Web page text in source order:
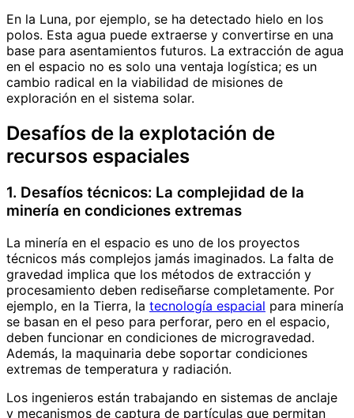
En la Luna, por ejemplo, se ha detectado hielo en los
polos. Esta agua puede extraerse y convertirse en una
base para asentamientos futuros. La extracción de agua
en el espacio no es solo una ventaja logística; es un
cambio radical en la viabilidad de misiones de
exploración en el sistema solar.
Desafíos de la explotación de
recursos espaciales
1. Desafíos técnicos: La complejidad de la
minería en condiciones extremas
La minería en el espacio es uno de los proyectos
técnicos más complejos jamás imaginados. La falta de
gravedad implica que los métodos de extracción y
procesamiento deben rediseñarse completamente. Por
ejemplo, en la Tierra, la tecnología espacial para minería
se basan en el peso para perforar, pero en el espacio,
deben funcionar en condiciones de microgravedad.
Además, la maquinaria debe soportar condiciones
extremas de temperatura y radiación.
Los ingenieros están trabajando en sistemas de anclaje
y mecanismos de captura de partículas que permitan